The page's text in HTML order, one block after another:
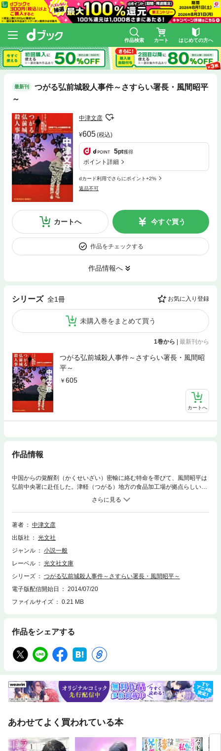
作品検索 カート はじめての方へ
最新刊
つがる弘前城殺人事件～さすらい署長・風間昭平
～
中津文彦
605(税込)
5pt獲得
ポイント詳細
dカード利用でさらにポイント+2%
返品不可
カートへ 今すぐ買う
作品をチェックする
作品情報へ
シリーズ 全1冊 お気に入り登録
未購入巻をまとめて買う
1巻から | 最新刊から
つがる弘前城殺人事件～さすらい署長・風間昭
平～
605
カートへ
作品情報
中国からの覚醒剤（かくせいざい）密輸に絡む特命を帯びて、風間昭平は
弘前中央署に赴任した。津軽（つがる）地方の食品加工場が拠点らしい。
特捜班を編成し、内偵を進める中、リンゴ農園での男女の心中事件に遭
遇、偽装殺人との見方が強まり、風間は苦悩する。殺人犯を追うか、人命
を損なう覚醒剤の大規模な摘発を優先するか。津軽三味線（じゃみせん）
が奏でる人間の心の闇。人情派・風間の決断は！？
著者
中津文彦
出版社
光文社
ジャンル
小説一般
レーベル
光文社文庫
シリーズ
つがる弘前城殺人事件～さすらい署長・風間昭平～
電子版配信開始日
2014/07/20
ファイルサイズ
0.21 MB
作品をシェアする
あわせてよく買われている本